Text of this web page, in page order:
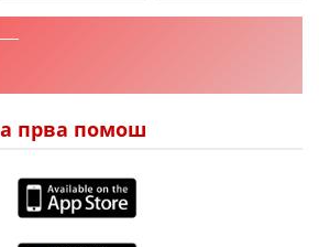
прва помош